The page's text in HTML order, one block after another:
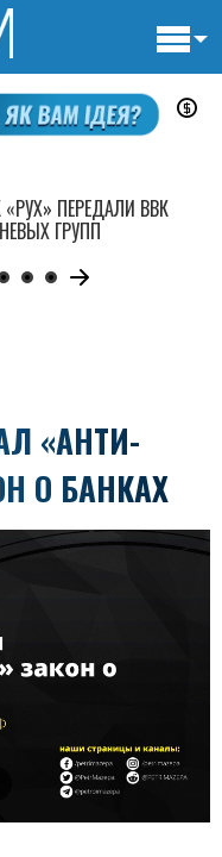
«АНТИ-
О БАНКАХ
ПЕРЕДАЛИ ВВК
ГРУПП